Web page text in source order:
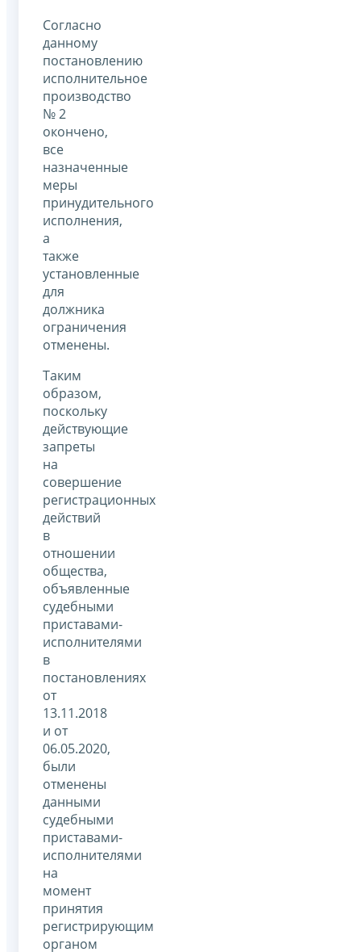
Согласно
данному
постановлению
исполнительное
производство
№ 2
окончено,
все
назначенные
меры
принудительного
исполнения,
а
также
установленные
для
должника
ограничения
отменены.
Таким
образом,
поскольку
действующие
запреты
на
совершение
регистрационных
действий
в
отношении
общества,
объявленные
судебными
приставами-
исполнителями
в
постановлениях
от
13.11.2018
и от
06.05.2020,
были
отменены
данными
судебными
приставами-
исполнителями
на
момент
принятия
регистрирующим
органом